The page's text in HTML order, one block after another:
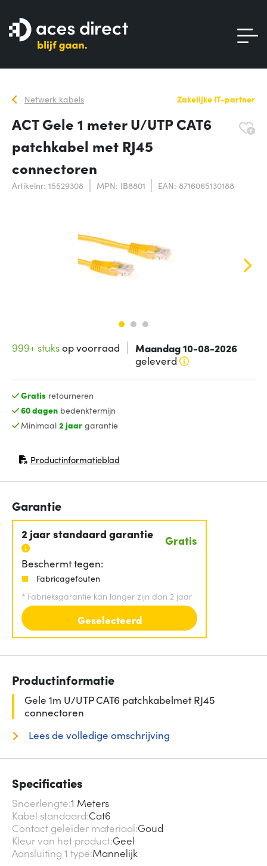
Netwerk kabels Zakelijke IT-partner
ACT Gele 1 meter U/UTP CAT6
patchkabel met RJ45
connectoren
Artikelnr: 15529308 MPN: IB8801 EAN: 8716065130188
999+ stuksop voorraad Maandag 10-08-2026
geleverd
Gratis retourneren
60 dagenbedenktermijn
Minimaal 2 jaargarantie
Productinformatieblad
(opent in nieuw venster)
Garantie
2 jaar standaard garantie Gratis
Beschermt tegen:
Fabricagefouten
* Fabrieksgarantie kan langer zijn dan 2 jaar
Geselecteerd
Productinformatie
Gele 1m U/UTP CAT6 patchkabelmet RJ45
connectoren
Lees de volledige omschrijving
Specificaties
Snoerlengte 1 Meters
Kabel standaard Cat6
Contact geleider materiaal Goud
Kleur van het product Geel
Aansluiting 1 type Mannelijk